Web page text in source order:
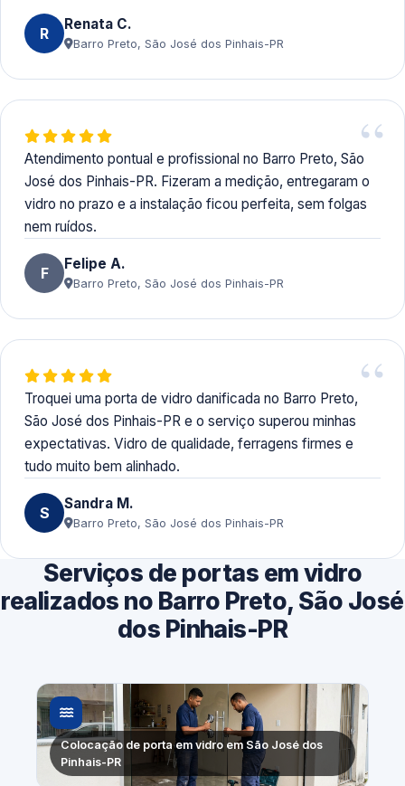
R Renata C.
Barro Preto, São José dos Pinhais-PR
Atendimento pontual e profissional no Barro Preto, São
José dos Pinhais-PR. Fizeram a medição, entregaram o
vidro no prazo e a instalação ficou perfeita, sem folgas
nem ruídos.
F Felipe A.
Barro Preto, São José dos Pinhais-PR
Troquei uma porta de vidro danificada no Barro Preto,
São José dos Pinhais-PR e o serviço superou minhas
expectativas. Vidro de qualidade, ferragens firmes e
tudo muito bem alinhado.
S Sandra M.
Barro Preto, São José dos Pinhais-PR
Serviços de portas em vidro
realizados no Barro Preto, São José
dos Pinhais-PR
Colocação de porta em vidro em São José dos
Pinhais-PR